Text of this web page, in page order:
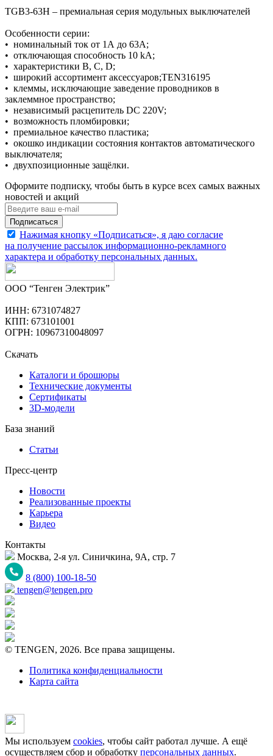
TGB3-63H – премиальная серия модульных выключателей
Особенности серии:
• номинальный ток от 1А до 63А;
• отключающая способность 10 kA;
• характеристики В, С, D;
• широкий ассортимент аксессуаров;TEN316195
• клеммы, исключающие заведение проводников в
заклеммное пространство;
• независимый расцепитель DC 220V;
• возможность пломбировки;
• премиальное качество пластика;
• окошко индикации состояния контактов автоматического
выключателя;
• двухпозиционные защёлки.
Оформите подписку, чтобы быть в курсе всех самых важных
новостей и акций
Подписаться
Нажимая кнопку «Подписаться», я даю согласие
на получение рассылок информационно-рекламного
характера и обработку персональных данных.
ООО “Тенген Электрик”
ИНН: 6731074827
КПП: 673101001
ОГРН: 10967310048097
Скачать
Каталоги и брошюры
Технические документы
Сертификаты
3D-модели
База знаний
Статьи
Пресс-центр
Новости
Реализованные проекты
Карьера
Видео
Контакты
Москва, 2-я ул. Синичкина, 9А, стр. 7
8 (800) 100-18-50
tengen@tengen.pro
© TENGEN, 2026. Все права защищены.
Политика конфиденциальности
Карта сайта
Мы используем cookies, чтобы сайт работал лучше. А ещё
осуществляем сбор и обработку персональных данных.